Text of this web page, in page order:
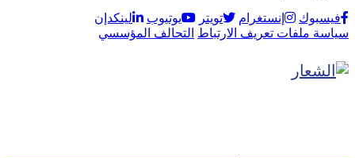
فيسبوك إنستغرام تويتر يوتيوب
لينكدإن
سياسة ملفات تعريف الارتباط التحالف المؤسسي